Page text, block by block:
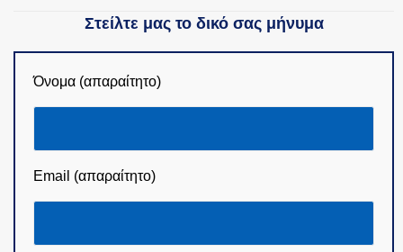
Στείλτε μας το δικό σας μήνυμα
Όνομα (απαραίτητο)
Email (απαραίτητο)